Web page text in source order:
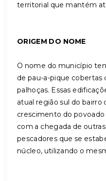
territorial que mantém
ORIGEM DO NOME
O nome do município
de pau-a-pique cobertas
palhoças. Essas
atual região sul do
crescimento do
com a chegada de
pescadores que se
núcleo, utilizando o